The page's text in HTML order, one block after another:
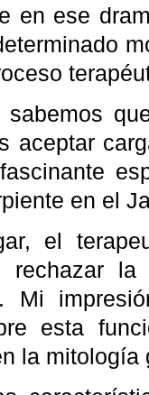
en ese
sabemos
aceptar
en el
el
rechazar la
Mi
esta
la mitología